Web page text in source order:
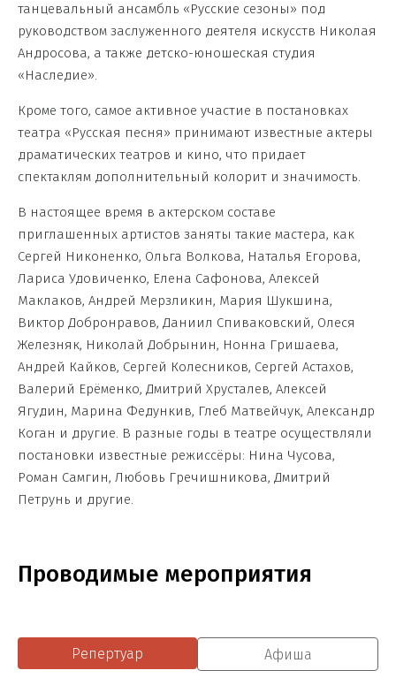
танцевальный ансамбль «Русские сезоны» под
руководством заслуженного деятеля искусств Николая
Андросова, а также детско-юношеская студия
«Наследие».
Кроме того, самое активное участие в постановках
театра «Русская песня» принимают известные актеры
драматических театров и кино, что придает
спектаклям дополнительный колорит и значимость.
В настоящее время в актерском составе
приглашенных артистов заняты такие мастера, как
Сергей Никоненко, Ольга Волкова, Наталья Егорова,
Лариса Удовиченко, Елена Сафонова, Алексей
Маклаков, Андрей Мерзликин, Мария Шукшина,
Виктор Добронравов, Даниил Спиваковский, Олеся
Железняк, Николай Добрынин, Нонна Гришаева,
Андрей Кайков, Сергей Колесников, Сергей Астахов,
Валерий Ерёменко, Дмитрий Хрусталев, Алексей
Ягудин, Марина Федункив, Глеб Матвейчук, Александр
Коган и другие. В разные годы в театре осуществляли
постановки известные режиссёры: Нина Чусова,
Роман Самгин, Любовь Гречишникова, Дмитрий
Петрунь и другие.
Проводимые мероприятия
Репертуар Афиша